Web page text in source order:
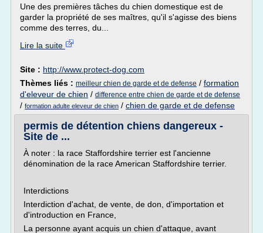
Une des premières tâches du chien domestique est de
garder la propriété de ses maîtres, qu'il s'agisse des biens
comme des terres, du...
Lire la suite
Site : http://www.protect-dog.com
Thèmes liés : meilleur chien de garde et de defense / formation
d'eleveur de chien / difference entre chien de garde et de defense
/ formation adulte eleveur de chien / chien de garde et de defense
permis de détention chiens dangereux -
Site de ...
À noter : la race Staffordshire terrier est l'ancienne
dénomination de la race American Staffordshire terrier.
Interdictions
Interdiction d'achat, de vente, de don, d'importation et
d'introduction en France,
La personne ayant acquis un chien d'attaque, avant